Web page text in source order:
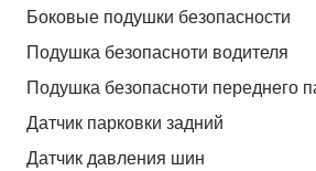
Боковые подушки безопасности
Подушка безопасноти водителя
Подушка безопасноти переднего
Датчик парковки задний
Датчик давления шин